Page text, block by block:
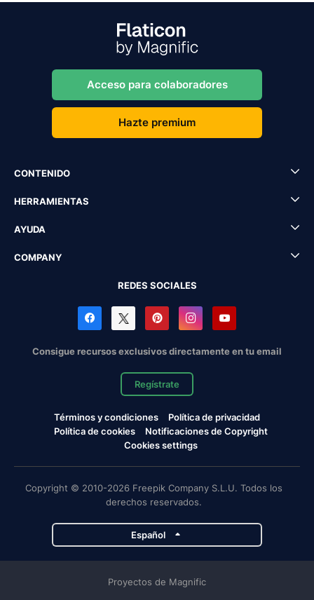
Acceso para colaboradores
Hazte premium
CONTENIDO
HERRAMIENTAS
AYUDA
COMPANY
REDES SOCIALES
Consigue recursos exclusivos directamente en tu email
Regístrate
Términos y condiciones
Política de privacidad
Política de cookies
Notificaciones de Copyright
Cookies settings
Copyright © 2010-2026 Freepik Company S.L.U. Todos los
derechos reservados.
Español
Proyectos de Magnific